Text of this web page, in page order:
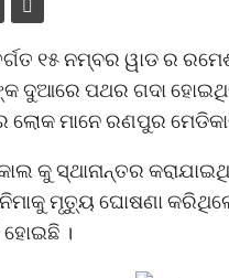
୧୫ ନମ୍ବର ୱାଡ ର
ପଥର ଗଦା
ଲୋକ ମାନେ ରଣପୁର
କୁ ସ୍ଥାନାନ୍ତର
ମୃତ୍ୟୁ ଘୋଷଣା
ହୋଇଛି ।